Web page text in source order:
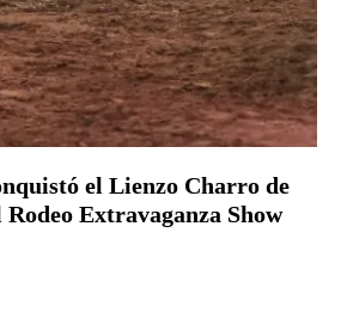
el Lienzo Charro de
Extravaganza Show